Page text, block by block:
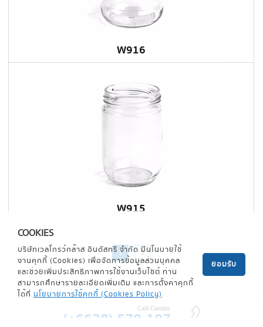
W916
W915
1 2
COOKIES
บริษัทเวลโกรว์กล๊าส อินดัสทรี จำกัด มีนโนบายใช้
งานคุกกี้ (Cookies) เพื่อจัดการข้อมูลส่วนบุคคล
และช่วยเพิ่มประสิทธิภาพการใช้งานเว็บไซต์ ท่าน
สามารถศึกษารายละเอียดเพิ่มเติม และการตั้งค่าคุกกี้
ได้ที่ นโยบายการใช้คุกกี้ (Cookies Policy)
ยอมรับ
Call Center
(+6638) 570-107